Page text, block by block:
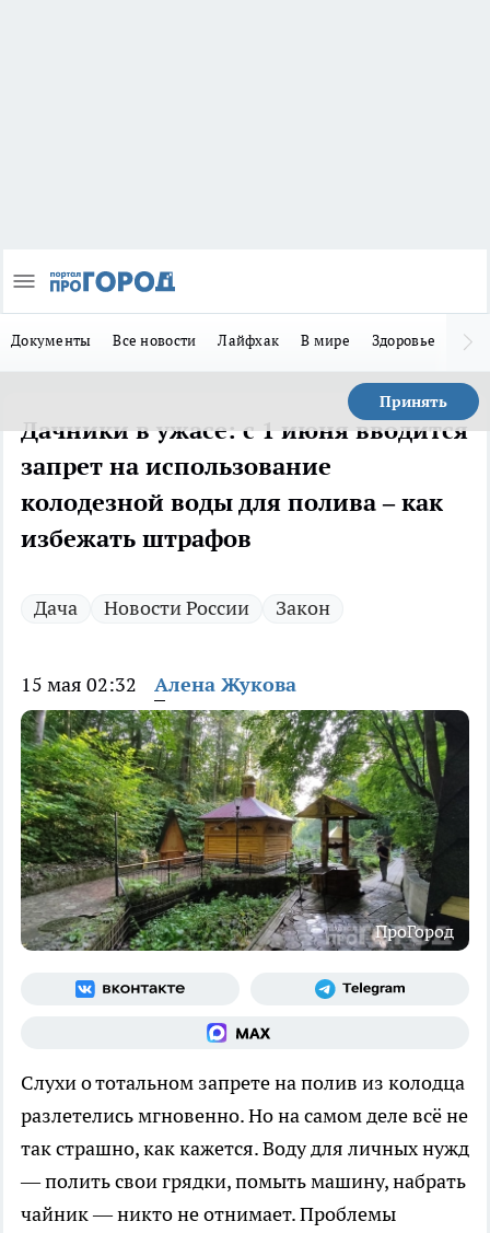
Документы Все новости Лайфхак В мире Здоровье
Принять
Дачники в ужасе: с 1 июня вводится
запрет на использование
колодезной воды для полива – как
избежать штрафов
Дача Новости России Закон
15 мая 02:32 Алена Жукова
ПроГород
Слухи о тотальном запрете на полив из колодца
разлетелись мгновенно. Но на самом деле всё не
так страшно, как кажется. Воду для личных нужд
— полить свои грядки, помыть машину, набрать
чайник — никто не отнимает. Проблемы